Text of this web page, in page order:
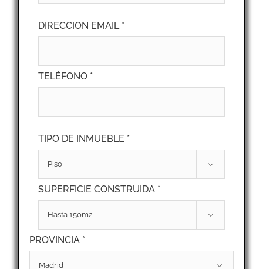
DIRECCION EMAIL *
TELÉFONO *
TIPO DE INMUEBLE *

SUPERFICIE CONSTRUIDA *

PROVINCIA *
